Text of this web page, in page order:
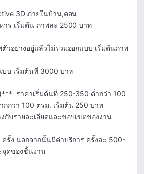
3D ภายในบ้าน,คอน
าร เริ่มต้น ภาพละ 2500 บาท
วอย่างอยู่แล้วไม่รวมออกแบบ เริ่มต้นภาพ
บบ เริ่มต้นที่ 3000 บาท
ราคาเริ่มต้นที่ 250-350 ต่ำกว่า 100
กกว่า 100 ตรม. เริ่มต้น 250 บาท
กับรายละเอียดและขอบเขตของงาน
ครั้ง นอกจากนั้นมีค่าบริการ ครั้งละ 500-
จุดของชิ้นงาน